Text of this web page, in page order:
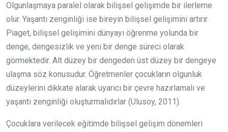
Olgunlaşmaya paralel olarak bilişsel gelişimde bir ilerleme
olur. Yaşantı zenginliği ise bireyin bilişsel gelişimini artırır.
Piaget, bilişsel gelişimini dünyayı öğrenme yolunda bir
denge, dengesizlik ve yeni bir denge süreci olarak
görmektedir. Alt düzey bir dengeden üst düzey bir dengeye
ulaşma söz konusudur. Öğretmenler çocukların olgunluk
düzeylerini dikkate alarak uyarıcı bir çevre hazırlamalı ve
yaşantı zenginliği oluşturmalıdırlar (Ulusoy, 2011).
Çocuklara verilecek eğitimde bilişsel gelişim dönemleri